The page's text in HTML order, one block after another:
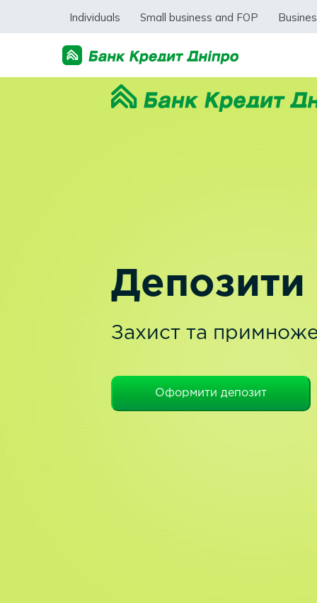
Individuals Small business and FOP
Депозити
Захист та
Оформити депозит